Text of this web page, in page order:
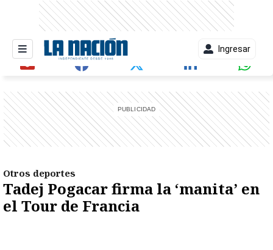
Ingresar
Otros deportes
Tadej Pogacar firma la ‘manita’ en
el Tour de Francia